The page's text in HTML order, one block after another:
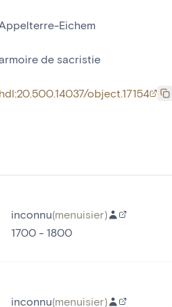
Eichem
de sacristie
hdl:20.500.14037/object.17154
inconnu(menuisier)
1700 - 1800
inconnu(menuisier)